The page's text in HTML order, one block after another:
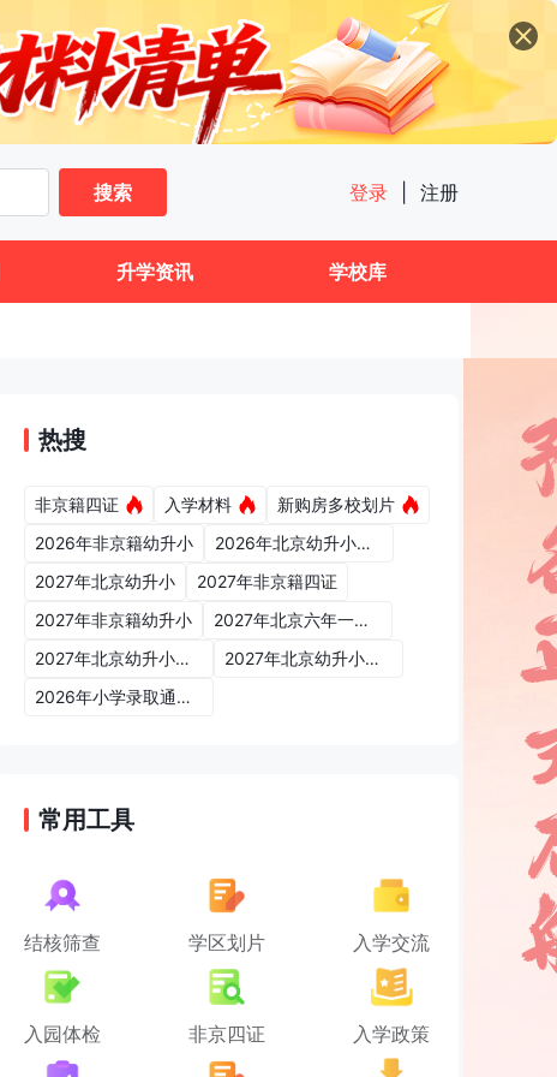
搜索
登录 注册
升学资讯 学校库
热搜
非京籍四证 入学材料
新购房多校划片
2026年非京籍幼升小
2026年北京幼升小入学政策
2027年北京幼升小
2027年非京籍四证
2027年非京籍幼升小
2027年北京六年一学位政策
2027年北京幼升小六年一学位政策
2027年北京幼升小入学政策
2026年小学录取通知书
常用工具
结核筛查 学区划片 入学交流
入园体检 非京四证 入学政策